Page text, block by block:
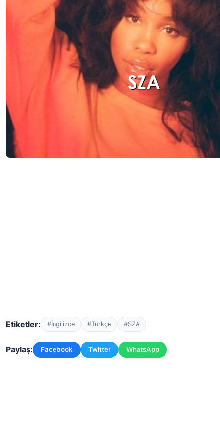
Etiketler: #İngilizce #Türkçe #SZA
Paylaş: Facebook Twitter WhatsApp